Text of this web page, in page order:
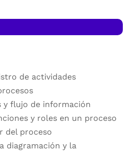
de actividades
y flujo de información
y roles en un proceso
del proceso
diagramación y la